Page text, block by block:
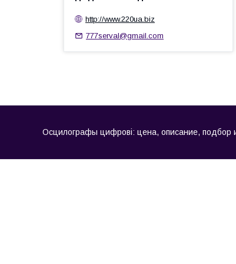
http://www.220ua.biz
777serval@gmail.com
Осцилографы цифрові: цена, описание, подбор